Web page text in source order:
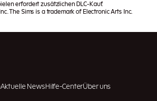
erfordert zusätzlichen DLC-Kauf.
The Sims is a trademark of Electronic Arts Inc.
Aktuelle News Hilfe-CenterÜber uns